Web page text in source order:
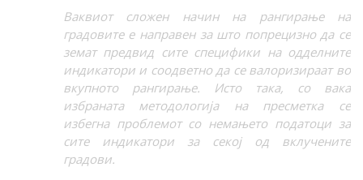
Ваквиот сложен начин на рангирање на
градовите е направен за што попрецизно да се
земат предвид сите специфики на одделните
индикатори и соодветно да се валоризираат во
вкупното рангирање. Исто така, со вака
избраната методологија на пресметка се
избегна проблемот со немањето податоци за
сите индикатори за секој од вклучените
градови.